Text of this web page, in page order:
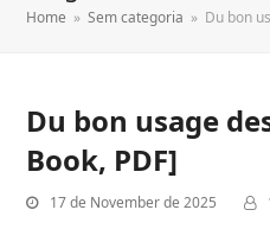
Home » Sem categoria » Du bon
Du bon usage
Book, PDF]
17 de November de 2025